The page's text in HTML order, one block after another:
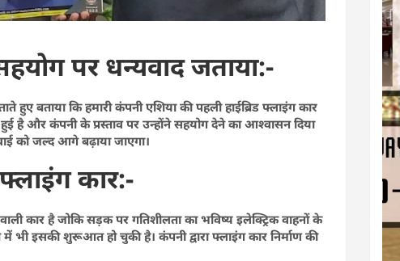
पर धन्यवाद जताया:-
हुए बताया कि हमारी कंपनी एशिया की पहली हाईब्रिड फ्लाइंग कार
है और कंपनी के प्रस्ताव पर उन्होंने सहयोग देने का आश्वासन दिया
को जल्द आगे बढ़ाया जाएगा।
कार:-
कार है जोकि सड़क पर गतिशीलता का भविष्य इलेक्ट्रिक वाहनों के
इसकी शुरूआत हो चुकी है। कंपनी द्वारा फ्लाइंग कार निर्माण की